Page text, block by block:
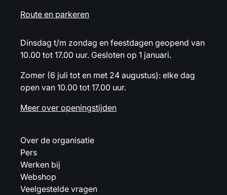
Route en parkeren
Dinsdag t/m zondag en feestdagen geopend van
10.00 tot 17.00 uur. Gesloten op 1 januari.
Zomer (6 juli tot en met 24 augustus): elke dag
open van 10.00 tot 17.00 uur.
Meer over openingstijden
Over de organisatie
Pers
Werken bij
Webshop
Veelgestelde vragen